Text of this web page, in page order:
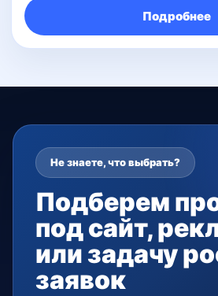
Подробнее
Не знаете, что выбрать?
Подберем
под сайт,
или задачу
заявок